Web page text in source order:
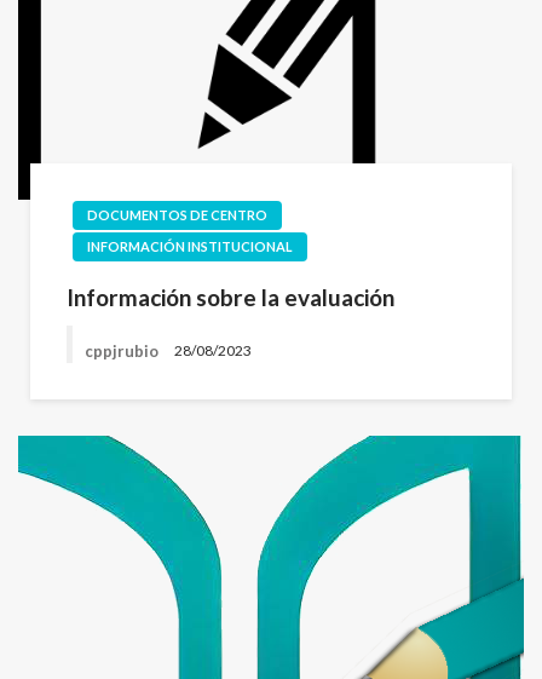
DOCUMENTOS DE CENTRO
INFORMACIÓN INSTITUCIONAL
Información sobre la evaluación
cppjrubio 28/08/2023